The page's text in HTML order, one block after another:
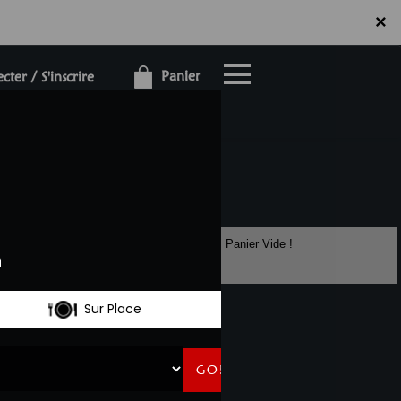
×
/ S'inscrire Panier
×
Panier Vide !